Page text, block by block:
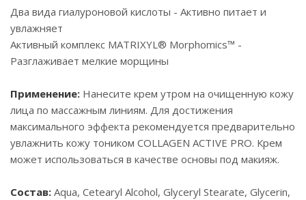
Два вида гиалуроновой кислоты - Активно питает и
увлажняет
Активный комплекс MATRIXYL® Morphomics™ -
Разглаживает мелкие морщины
Применение: Нанесите крем утром на очищенную кожу
лица по массажным линиям. Для достижения
максимального эффекта рекомендуется предварительно
увлажнить кожу тоником COLLAGEN ACTIVE PRO. Крем
может использоваться в качестве основы под макияж.
Состав: Aqua, Cetearyl Alcohol, Glyceryl Stearate, Glycerin,